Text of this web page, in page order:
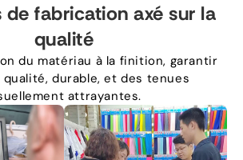
de fabrication axé sur la
qualité
du matériau à la finition, garantir
qualité, durable, et des tenues
attrayantes.